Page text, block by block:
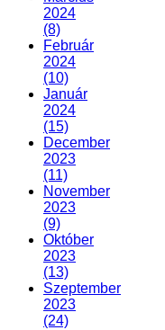
2024
(8)
Február
2024
(10)
Január
2024
(15)
December
2023
(11)
November
2023
(9)
Október
2023
(13)
Szeptember
2023
(24)